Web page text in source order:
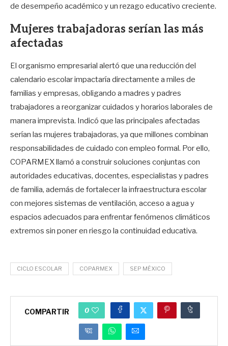
de desempeño académico y un rezago educativo creciente.
Mujeres trabajadoras serían las más
afectadas
El organismo empresarial alertó que una reducción del
calendario escolar impactaría directamente a miles de
familias y empresas, obligando a madres y padres
trabajadores a reorganizar cuidados y horarios laborales de
manera imprevista. Indicó que las principales afectadas
serían las mujeres trabajadoras, ya que millones combinan
responsabilidades de cuidado con empleo formal. Por ello,
COPARMEX llamó a construir soluciones conjuntas con
autoridades educativas, docentes, especialistas y padres
de familia, además de fortalecer la infraestructura escolar
con mejores sistemas de ventilación, acceso a agua y
espacios adecuados para enfrentar fenómenos climáticos
extremos sin poner en riesgo la continuidad educativa.
CICLO ESCOLAR COPARMEX SEP MÉXICO
COMPARTIR 0